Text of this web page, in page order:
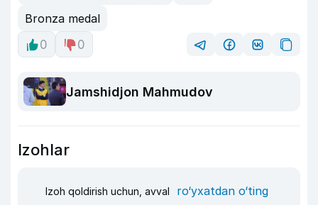
Bronza medal
0
0
Jamshidjon Mahmudov
Izohlar
Izoh qoldirish uchun, avval ro‘yxatdan o‘ting